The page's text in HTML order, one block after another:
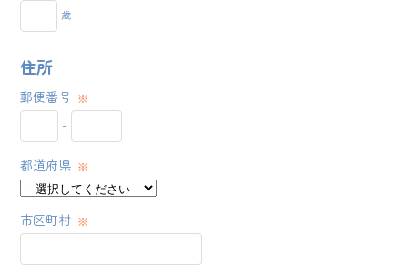
歳
住所
郵便番号
-
都道府県
市区町村